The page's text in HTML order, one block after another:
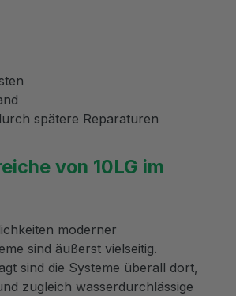
spätere Reparaturen
von 10LG im
moderner
sind äußerst vielseitig.
sind die Systeme überall dort,
zugleich wasserdurchlässige